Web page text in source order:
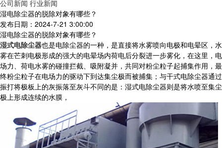
公司新闻 行业新闻
湿电除尘器的脱除对象有哪些？
发布日期：2024-7-21 3:00:00
湿电除尘器的脱除对象有哪些？
湿式电除尘器也是电除尘器的一种，是直接将水雾喷向电极和电晕区，水
雾在芒刺电极形成的强大的电晕场内荷电后分裂进一步雾化，在这里，电
场力、荷电水雾的碰撞拦截、吸附凝并，共同对粉尘粒子起捕集作用，最
终粉尘粒子在电场力的驱动下到达集尘极而被捕集；与干式电除尘器通过
振打将极板上的灰振落至灰斗不同的是：湿式电除尘器则是将水喷至集尘
极上形成连续的水膜，